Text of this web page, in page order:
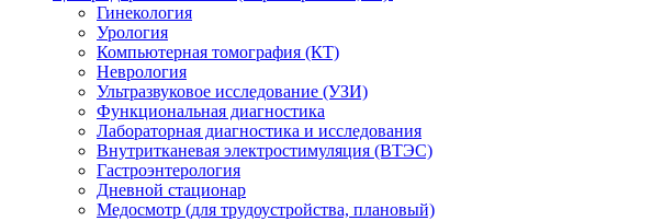
Гинекология
Урология
Компьютерная томография (КТ)
Неврология
Ультразвуковое исследование (УЗИ)
Функциональная диагностика
Лабораторная диагностика и исследования
Внутритканевая электростимуляция (ВТЭС)
Гастроэнтерология
Дневной стационар
Медосмотр (для трудоустройства, плановый)